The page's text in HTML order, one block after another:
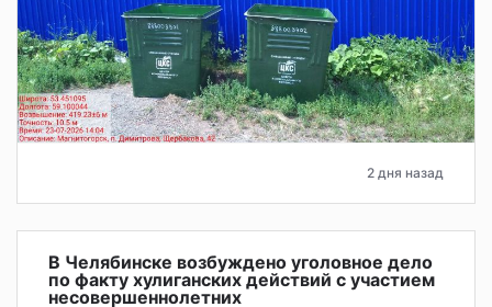
2 дня назад
В Челябинске возбуждено уголовное дело
по факту хулиганских действий с участием
несовершеннолетних